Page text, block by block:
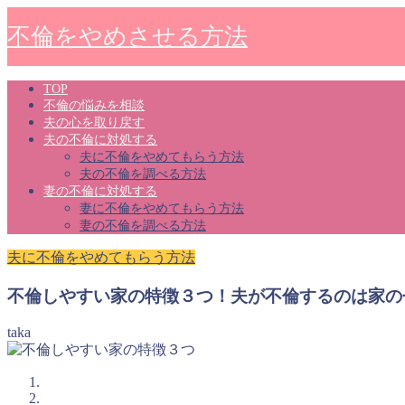
不倫をやめさせる方法
TOP
不倫の悩みを相談
夫の心を取り戻す
夫の不倫に対処する
夫に不倫をやめてもらう方法
夫の不倫を調べる方法
妻の不倫に対処する
妻に不倫をやめてもらう方法
妻の不倫を調べる方法
夫に不倫をやめてもらう方法
不倫しやすい家の特徴３つ！夫が不倫するのは家
taka